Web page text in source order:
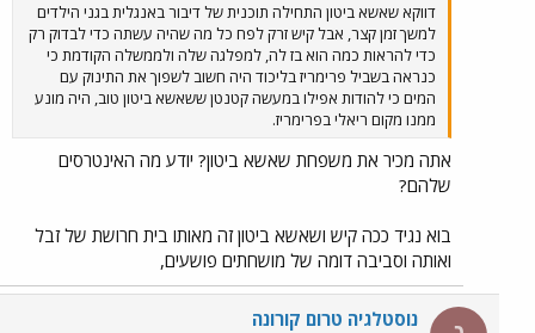
דווקא שאשא ביטון התחילה תוכנית של דיבור באנגלית בגני הילדים
למשך זמן קצר, אבל קיש זרק לפח כל מה שהיה עשתה כדי לבדוק רק
כדי להראות כמה הוא בז לה, למפלגה שלה ולממשלה הקודמת כי
כנראה בשביל פרימריז בליכוד היה חשוב לשפוך את התינוק עם
המים כי להודות אפילו במעשה קטנטן ששאשא ביטון טוב, היה מונע
ממנו מקום ריאלי בפרימריז.
אתה מכיר את משפחת שאשא ביטון? יודע מה האינטרסים
שלהם?
בוא נגיד ככה קיש ושאשא ביטון זה מאותו בית חרושת של זבל
ואותה וסביבה דומה של מושחתים פושעים,
נוסטלגיה טרום קורונה